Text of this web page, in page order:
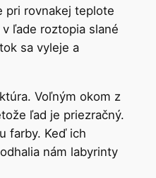
pri rovnakej teplote
ľade roztopia slané
sa vyleje a
Voľným okom z
ľad je priezračný.
farby. Keď ich
nám labyrinty